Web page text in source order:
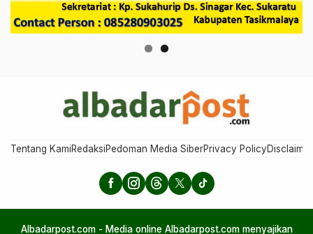
Tentang KamiRedaksiPedoman Media SiberPrivacy PolicyDisclaimer
Albadarpost.com - Media online Albadarpost.com menyajikan